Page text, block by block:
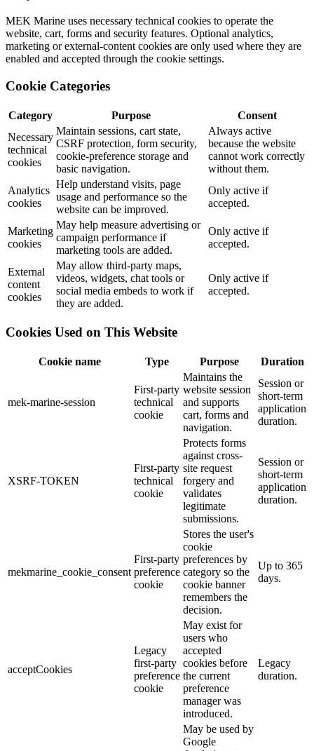
MEK Marine uses necessary technical cookies to operate the
website, cart, forms and security features. Optional analytics,
marketing or external-content cookies are only used where they are
enabled and accepted through the cookie settings.
Cookie Categories
Category Purpose
Consent
Necessary
technical
cookies
Maintain sessions, cart state,
CSRF protection, form security,
cookie-preference storage and
basic navigation.
Always active
because the website
cannot work correctly
without them.
Analytics
cookies
Help understand visits, page
usage and performance so the
website can be improved.
Only active if
accepted.
Marketing
cookies
May help measure advertising or
campaign performance if
marketing tools are added.
Only active if
accepted.
External
content
cookies
May allow third-party maps,
videos, widgets, chat tools or
social media embeds to work if
they are added.
Only active if
accepted.
Cookies Used on This Website
Cookie name Type Purpose Duration
mek-marine-session
First-party
technical
cookie
Maintains the
website session
and supports
cart, forms and
navigation.
Session or
short-term
application
duration.
XSRF-TOKEN
First-party
technical
cookie
Protects forms
against cross-
site request
forgery and
validates
legitimate
submissions.
Session or
short-term
application
duration.
mekmarine_cookie_consent
First-party
preference
cookie
Stores the user's
cookie
preferences by
category so the
cookie banner
remembers the
decision.
Up to 365
days.
acceptCookies
Legacy
first-party
preference
cookie
May exist for
users who
accepted
cookies before
the current
preference
manager was
introduced.
Legacy
duration.
May be used by
Google